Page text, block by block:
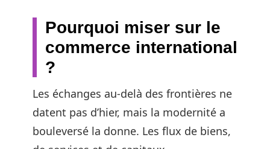
Pourquoi miser sur le
commerce international
?
Les échanges au-delà des frontières ne
datent pas d’hier, mais la modernité a
bouleversé la donne. Les flux de biens,